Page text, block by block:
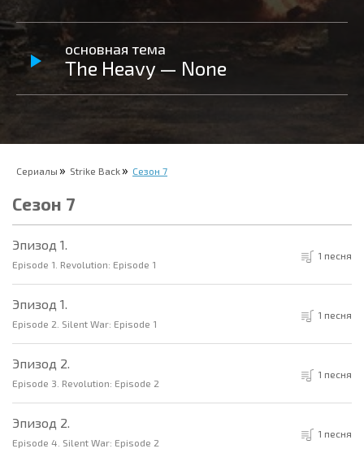
основная тема
The Heavy — None
Сериалы Strike Back Сезон 7
Сезон 7
Эпизод 1.
Episode 1. Revolution: Episode 1
1 песня
Эпизод 1.
Episode 2. Silent War: Episode 1
1 песня
Эпизод 2.
Episode 3. Revolution: Episode 2
1 песня
Эпизод 2.
Episode 4. Silent War: Episode 2
1 песня